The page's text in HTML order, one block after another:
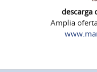
descarga
Amplia